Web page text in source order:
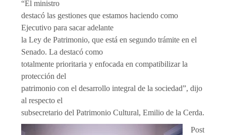
“El ministro
destacó las gestiones que estamos haciendo como
Ejecutivo para sacar adelante
la Ley de Patrimonio, que está en segundo trámite en el
Senado. La destacó como
totalmente prioritaria y enfocada en compatibilizar la
protección del
patrimonio con el desarrollo integral de la sociedad”, dijo
al respecto el
subsecretario del Patrimonio Cultural, Emilio de la Cerda.
Post